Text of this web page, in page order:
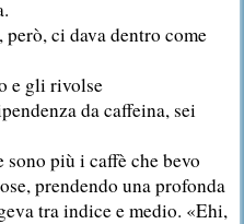
però, ci dava dentro come
e gli rivolse
da caffeina, sei
più i caffè che bevo
prendendo una profonda
tra indice e medio. «Ehi,